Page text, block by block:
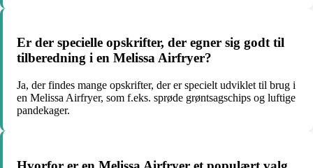
Er der specielle opskrifter, der egner sig godt til
tilberedning i en Melissa Airfryer?
Ja, der findes mange opskrifter, der er specielt udviklet til brug i
en Melissa Airfryer, som f.eks. sprøde grøntsagschips og luftige
pandekager.